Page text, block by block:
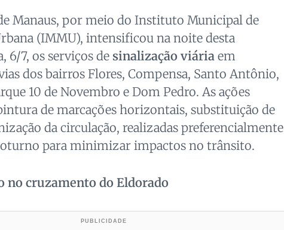
Manaus, por meio do Instituto Municipal de
(IMMU), intensificou na noite desta
6/7, os serviços de sinalização viáriaem
dos bairros Flores, Compensa, Santo Antônio,
10 de Novembro e Dom Pedro. As ações
de marcações horizontais, substituição de
da circulação, realizadas preferencialmente
para minimizar impactos no trânsito.
no cruzamento do Eldorado